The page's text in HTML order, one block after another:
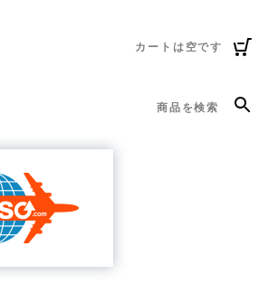
カートは空です
商品を検索